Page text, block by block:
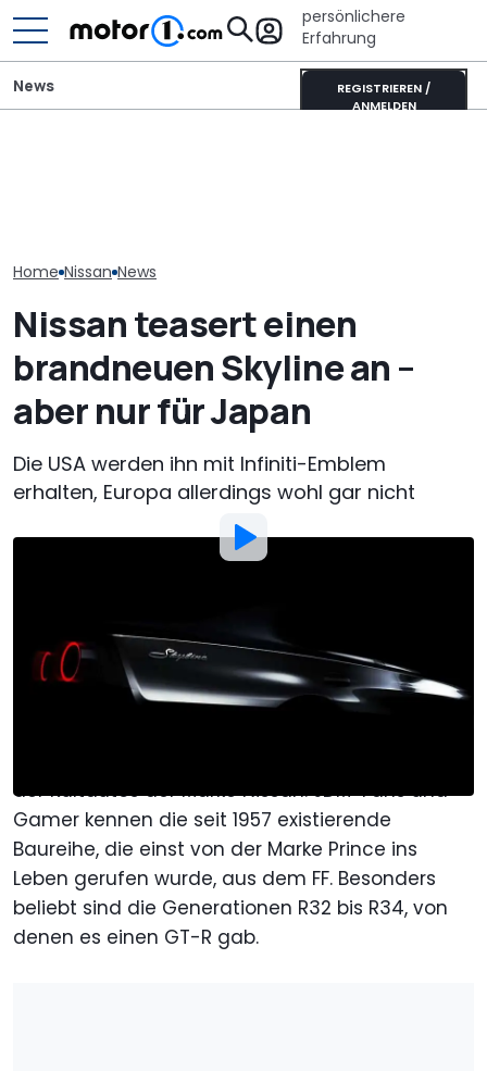
persönlichere
Erfahrung
REGISTRIEREN /
ANMELDEN
News
Home Nissan News
Nissan teasert einen
brandneuen Skyline an –
aber nur für Japan
Die USA werden ihn mit Infiniti-Emblem
erhalten, Europa allerdings wohl gar nicht
Veröffentlicht von Roland Hildebrandt
14. Apr. um12:45 Uhr
Als bevorzugte Quelle Motor1.com
der Kultautos der Marke Nissan. JDM-Fans und
Gamer kennen die seit 1957 existierende
Baureihe, die einst von der Marke Prince ins
Leben gerufen wurde, aus dem FF. Besonders
beliebt sind die Generationen R32 bis R34, von
denen es einen GT-R gab.